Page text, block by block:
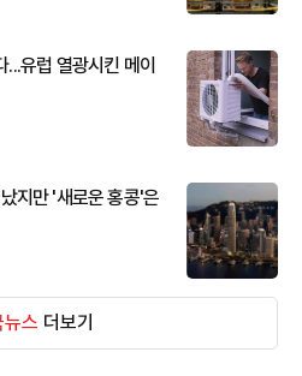
유럽 열광시킨 메이
지만 '새로운 홍콩'은
뉴스 더보기